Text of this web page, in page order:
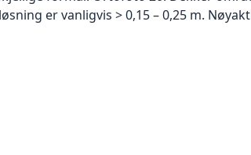
er vanligvis > 0,15 – 0,25 m.